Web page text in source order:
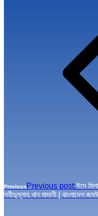
PreviousPrevious post:ঈদে
শহীদুল্লাহ খান মাদানী | বাংলাদেশ